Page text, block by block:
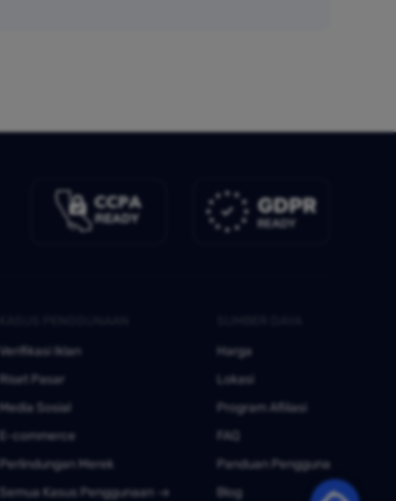
Verifikasi Iklan
Riset Pasar
Media Sosial
E-commerce
Perlindungan Merek
Semua Kasus Penggunaan
Harga
Lokasi
Program Afiliasi
FAQ
Panduan Pengguna
Blog